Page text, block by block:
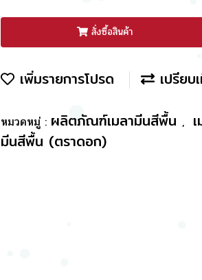
สั่งซื้อสินค้า
เพิ่มรายการโปรด เปรียบ
หมวดหมู่ : ผลิตภัณฑ์เมลามีนสีพื้น ,
มีนสีพื้น (ตราดอก)